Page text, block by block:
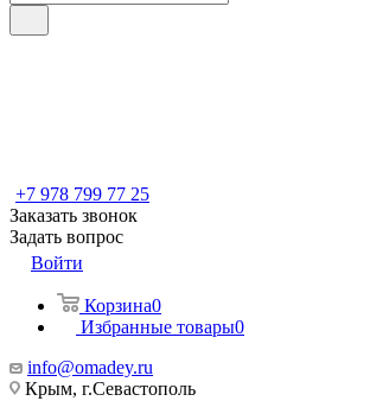
+7 978 799 77 25
Заказать звонок
Задать вопрос
Войти
Корзина0
Избранные товары0
info@omadey.ru
Крым, г.Севастополь